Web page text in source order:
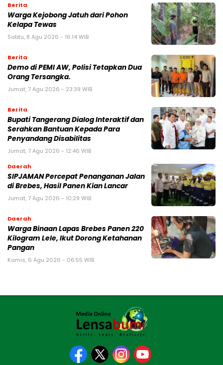
Berita
Warga Kejobong Jatuh dari Pohon
Kelapa Tewas
Sabtu, 8 Agu 2026 - 16:14 WIB
Berita
Demo di PEMI AW, Polisi Tetapkan Dua
Orang Tersangka.
Jumat, 7 Agu 2026 - 23:39 WIB
Berita
Bupati Tangerang Dialog Interaktif dan
Serahkan Bantuan Kepada Para
Penyandang Disabilitas
Jumat, 7 Agu 2026 - 12:46 WIB
Daerah
SIPJAMAN Percepat Penanganan Jalan
di Brebes, Hasil Panen Kian Lancar
Jumat, 7 Agu 2026 - 10:29 WIB
Daerah
Warga Binaan Lapas Brebes Panen 220
Kilogram Lele, Ikut Dorong Ketahanan
Pangan
Kamis, 6 Agu 2026 - 06:55 WIB